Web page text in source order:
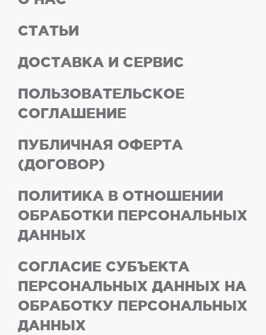
СТАТЬИ
ДОСТАВКА И СЕРВИС
ПОЛЬЗОВАТЕЛЬСКОЕ
СОГЛАШЕНИЕ
ПУБЛИЧНАЯ ОФЕРТА
(ДОГОВОР)
ПОЛИТИКА В ОТНОШЕНИИ
ОБРАБОТКИ ПЕРСОНАЛЬНЫХ
ДАННЫХ
СОГЛАСИЕ СУБЪЕКТА
ПЕРСОНАЛЬНЫХ ДАННЫХ НА
ОБРАБОТКУ ПЕРСОНАЛЬНЫХ
ДАННЫХ